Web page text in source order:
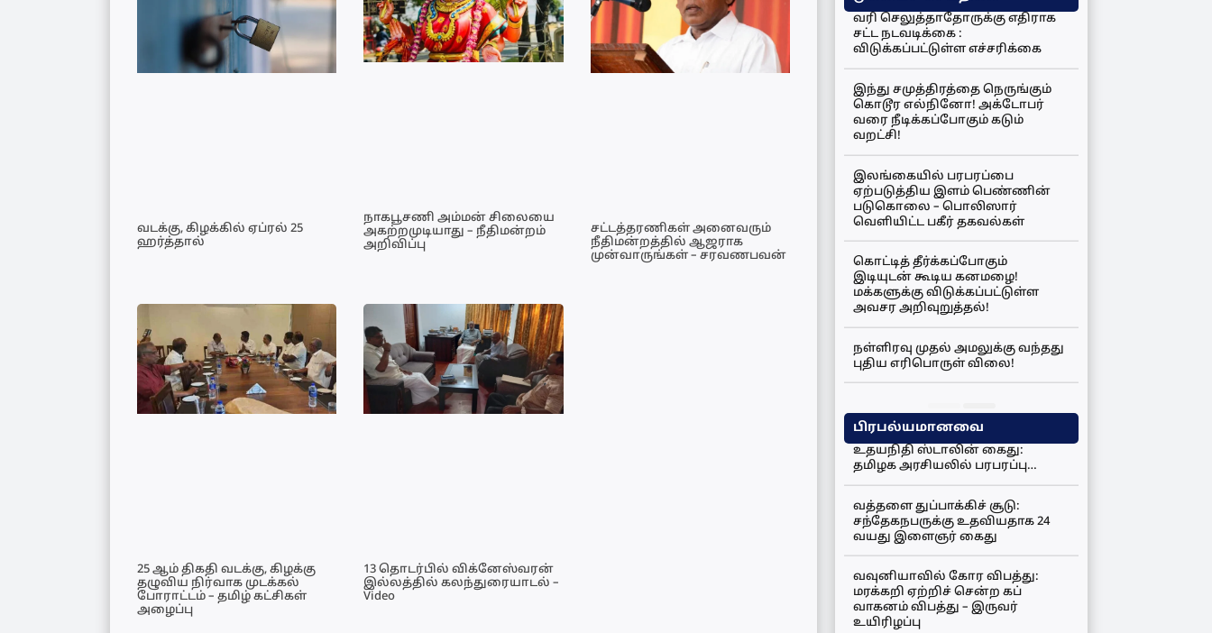
வடக்கு, கிழக்கில் ஏப்ரல் 25
ஹர்த்தால்
நாகபூசணி அம்மன் சிலையை
அகற்றமுடியாது – நீதிமன்றம்
அறிவிப்பு
சட்டத்தரணிகள் அனைவரும்
நீதிமன்றத்தில் ஆஜராக
முன்வாருங்கள் – சரவணபவன்
25 ஆம் திகதி வடக்கு, கிழக்கு
தழுவிய நிர்வாக முடக்கல்
போராட்டம் – தமிழ் கட்சிகள்
அழைப்பு
13 தொடர்பில் விக்னேஸ்வரன்
இல்லத்தில் கலந்துரையாடல் –
Video
வரி செலுத்தாதோருக்கு எதிராக
சட்ட நடவடிக்கை :
விடுக்கப்பட்டுள்ள எச்சரிக்கை
இந்து சமுத்திரத்தை நெருங்கும்
கொடூர எல்நினோ! அக்டோபர்
வரை நீடிக்கப்போகும் கடும்
வறட்சி!
இலங்கையில் பரபரப்பை
ஏற்படுத்திய இளம் பெண்ணின்
படுகொலை – பொலிஸார்
வெளியிட்ட பகீர் தகவல்கள்
கொட்டித் தீர்க்கப்போகும்
இடியுடன் கூடிய கனமழை!
மக்களுக்கு விடுக்கப்பட்டுள்ள
அவசர அறிவுறுத்தல்!
நள்ளிரவு முதல் அமலுக்கு வந்தது
புதிய எரிபொருள் விலை!
பிரபல்யமானவை
உதயநிதி ஸ்டாலின் கைது:
தமிழக அரசியலில் பரபரப்பு…
வத்தளை துப்பாக்கிச் சூடு:
சந்தேகநபருக்கு உதவியதாக 24
வயது இளைஞர் கைது
வவுனியாவில் கோர விபத்து:
மரக்கறி ஏற்றிச் சென்ற கப்
வாகனம் விபத்து – இருவர்
உயிரிழப்பு